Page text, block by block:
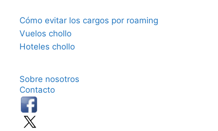
Cómo evitar los cargos por roaming
Vuelos chollo
Hoteles chollo
Sobre nosotros
Contacto